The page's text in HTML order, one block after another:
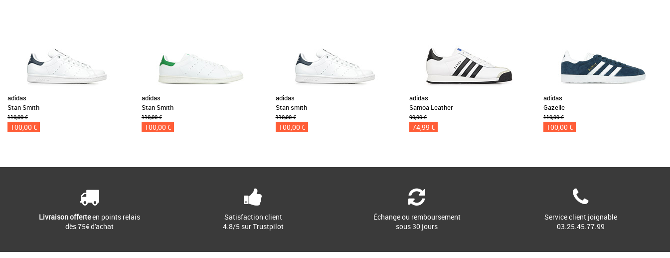
adidas
Stan Smith
110,00 €
100,00 €
adidas
Stan Smith
110,00 €
100,00 €
adidas
Stan smith
110,00 €
100,00 €
adidas
Samoa Leather
90,00 €
74,99 €
adidas
Gazelle
110,00 €
100,00 €
Livraison offerteen points relais
dès 75€ d'achat
Satisfaction client
4.8/5 sur Trustpilot
Échange ou remboursement
sous 30 jours
Service client joignable
03.25.45.77.99